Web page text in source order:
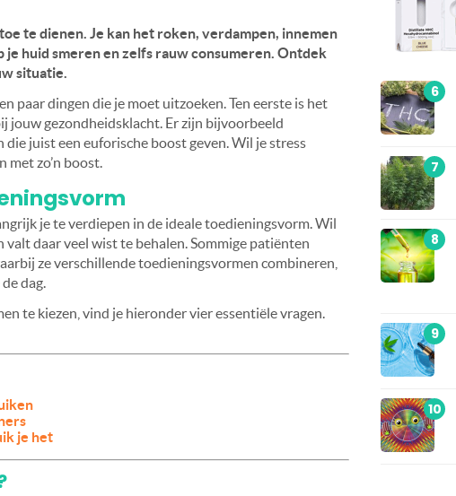
te dienen. Je kan het roken, verdampen, innemen
huid smeren en zelfs rauw consumeren. Ontdek
situatie.
paar dingen die je moet uitzoeken. Ten eerste is het
jouw gezondheidsklacht. Er zijn bijvoorbeeld
juist een euforische boost geven. Wil je stress
met zo’n boost.
je te verdiepen in de ideale toedieningsvorm. Wil
daar veel wist te behalen. Sommige patiënten
ze verschillende toedieningsvormen combineren,
dag.
te kiezen, vind je hieronder vier essentiële vragen.
je het
6
7
8
9
10